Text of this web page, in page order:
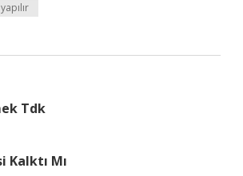
Tdk
Kalktı Mı